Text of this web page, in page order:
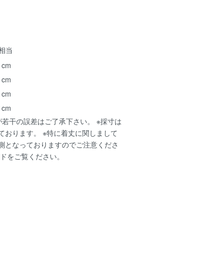
当
干の誤差はご了承下さい。 ※採寸は
おります。 ※特に着丈に関しまして
となっておりますのでご注意くださ
をご覧ください。